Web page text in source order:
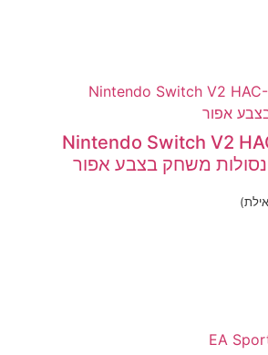
Nintendo Switch V2